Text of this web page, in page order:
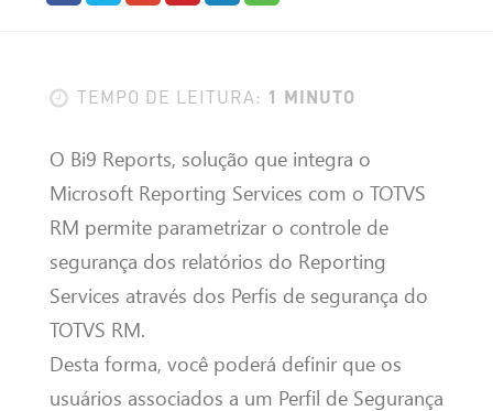
TEMPO DE LEITURA: 1 MINUTO
O Bi9 Reports, solução que integra o
Microsoft Reporting Services com o TOTVS
RM permite parametrizar o controle de
segurança dos relatórios do Reporting
Services através dos Perfis de segurança do
TOTVS RM.
Desta forma, você poderá definir que os
usuários associados a um Perfil de Segurança